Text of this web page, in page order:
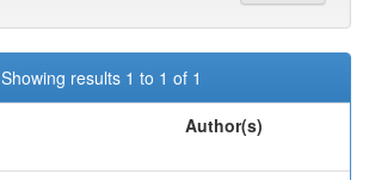
Showing results 1 to 1 of 1
Author(s)